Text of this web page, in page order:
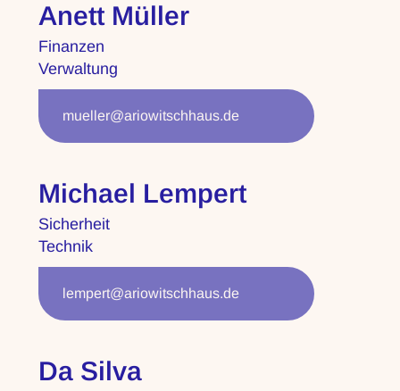
Anett Müller
Finanzen
Verwaltung
mueller@ariowitschhaus.de
Michael Lempert
Sicherheit
Technik
lempert@ariowitschhaus.de
Da Silva